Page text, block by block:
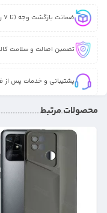
ضمانت بازگشت وجه (تا 7 روز پس از تحویل)
تضمین اصالت و سلامت کالا
پشتیبانی و خدمات پس از
محصولات مرتبط